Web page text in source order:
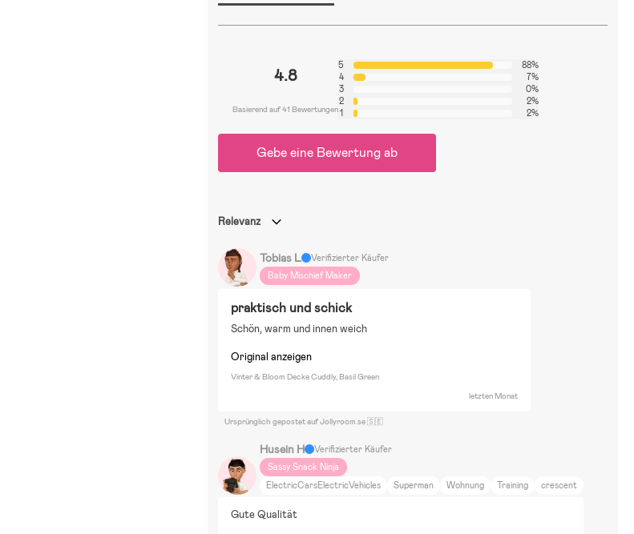
4.8
Basierend auf 41 Bewertungen
5
88%
4
7%
3
0%
2
2%
1
2%
Gebe eine Bewertung ab
Relevanz
Tobias L
Verifizierter Käufer
Baby Mischief Maker
praktisch und schick
Schön, warm und innen weich
Original anzeigen
Vinter & Bloom Decke Cuddly, Basil Green
letzten Monat
Ursprünglich gepostet auf Jollyroom.se 🇸🇪
Husein H
Verifizierter Käufer
Sassy Snack Ninja
ElectricCarsElectricVehicles
Superman Wohnung Training crescent
Gute Qualität